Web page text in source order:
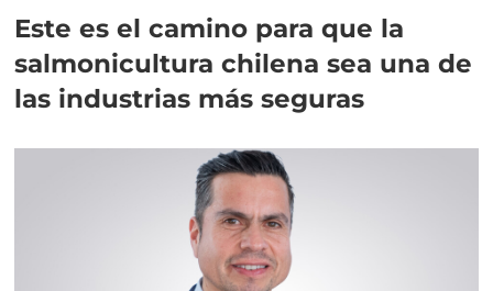
Este es el camino para que la
salmonicultura chilena sea una de
las industrias más seguras